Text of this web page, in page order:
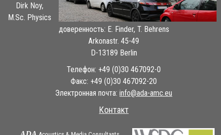
Dirk Noy,
M.Sc. Physics
доверенность: E. Finder, T. Behrens
Arkonastr. 45-49
D-13189 Berlin
Телефон: +49 (0)30 467092-0
Факс: +49 (0)30 467092-20
Электронная почта:ue.cma-ada@ofni
Контакт